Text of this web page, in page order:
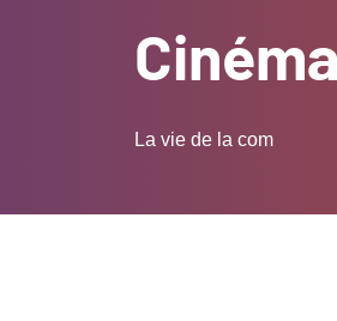
La vie de la com